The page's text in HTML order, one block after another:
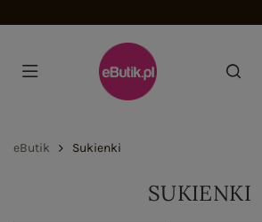
eButik Sukienki
SUKIENKI